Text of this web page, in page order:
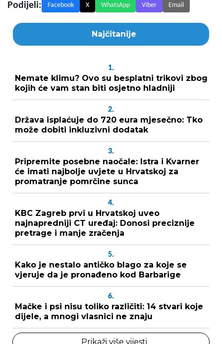
Podijeli: Facebook X WhatsApp Viber Email
Najčitanije
1.
Nemate klimu? Ovo su besplatni trikovi zbog
kojih će vam stan biti osjetno hladniji
2.
Država isplaćuje do 720 eura mjesečno: Tko
može dobiti inkluzivni dodatak
3.
Pripremite posebne naočale: Istra i Kvarner
će imati najbolje uvjete u Hrvatskoj za
promatranje pomrčine sunca
4.
KBC Zagreb prvi u Hrvatskoj uveo
najnapredniji CT uređaj: Donosi preciznije
pretrage i manje zračenja
5.
Kako je nestalo antičko blago za koje se
vjeruje da je pronađeno kod Barbarige
6.
Mačke i psi nisu toliko različiti: 14 stvari koje
dijele, a mnogi vlasnici ne znaju
Prikaži više vijesti